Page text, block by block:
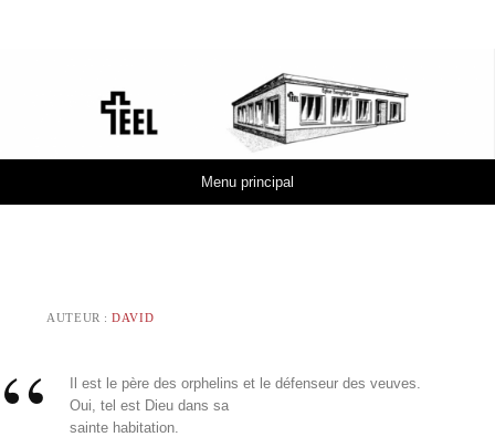
Menu principal
AUTEUR :DAVID
Il est le père des orphelins et le défenseur des veuves.
Oui, tel est Dieu dans sa
sainte habitation.